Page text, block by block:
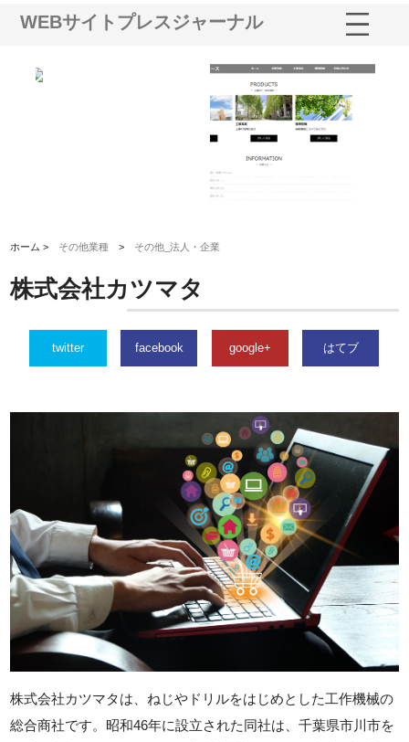
WEBサイトプレスジャーナル
イトが提供する充実した情報内
ホーム > その他業種 > その他_法人・企業
株式会社カツマタ
twitter facebook google+ はてブ
株式会社カツマタは、ねじやドリルをはじめとした工作機械の
総合商社です。昭和46年に設立された同社は、千葉県市川市を